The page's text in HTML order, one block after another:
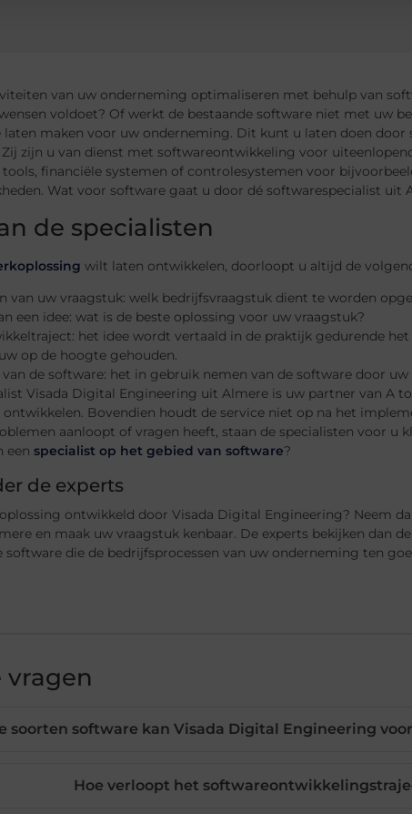
van uw onderneming optimaliseren met behulp van
voldoet? Of werkt de bestaande software niet met uw
maken voor uw onderneming. Dit kunt u laten doen door
zijn u van dienst met softwareontwikkeling voor
financiële systemen of controlesystemen voor
Wat voor software gaat u door dé softwarespecialist uit
de specialisten
wilt laten ontwikkelen, doorloopt u altijd de
van uw vraagstuk: welk bedrijfsvraagstuk dient te worden
een idee: wat is de beste oplossing voor uw vraagstuk?
het idee wordt vertaald in de praktijk gedurende
op de hoogte gehouden.
de software: het in gebruik nemen van de software door uw
Visada Digital Engineering uit Almere is uw partner van A
Bovendien houdt de service niet op na het
aanloopt of vragen heeft, staan de specialisten voor u
een specialist op het gebied van software?
de experts
ontwikkeld door Visada Digital Engineering? Neem
en maak uw vraagstuk kenbaar. De experts bekijken dan
software die de bedrijfsprocessen van uw onderneming ten
vragen
soorten software kan Visada Digital Engineering
Hoe verloopt het